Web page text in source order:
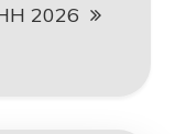
2026